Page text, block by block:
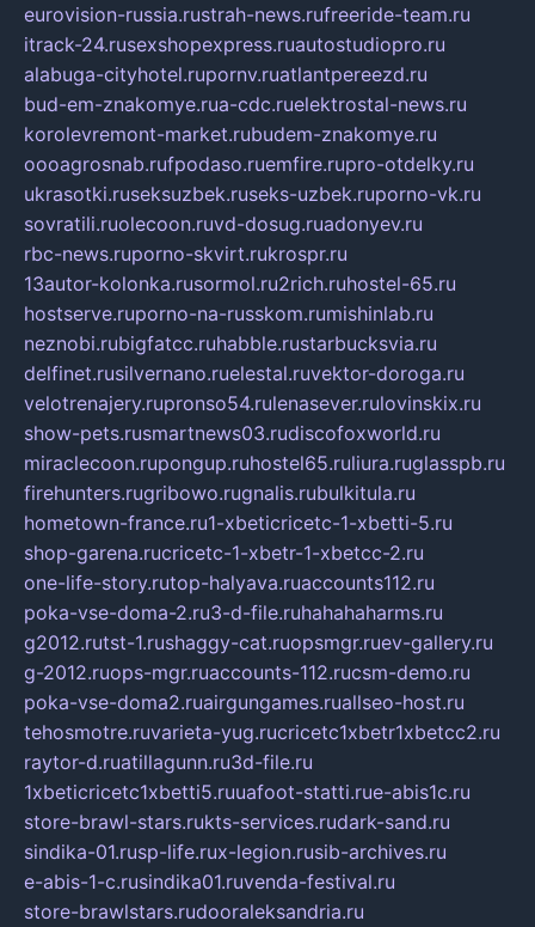
eurovision-russia.rustrah-news.rufreeride-team.ru
itrack-24.rusexshopexpress.ruautostudiopro.ru
alabuga-cityhotel.rupornv.ruatlantpereezd.ru
bud-em-znakomye.rua-cdc.ruelektrostal-news.ru
korolevremont-market.rubudem-znakomye.ru
oooagrosnab.rufpodaso.ruemfire.rupro-otdelky.ru
ukrasotki.ruseksuzbek.ruseks-uzbek.ruporno-vk.ru
sovratili.ruolecoon.ruvd-dosug.ruadonyev.ru
rbc-news.ruporno-skvirt.rukrospr.ru
13autor-kolonka.rusormol.ru2rich.ruhostel-65.ru
hostserve.ruporno-na-russkom.rumishinlab.ru
neznobi.rubigfatcc.ruhabble.rustarbucksvia.ru
delfinet.rusilvernano.ruelestal.ruvektor-doroga.ru
velotrenajery.rupronso54.rulenasever.rulovinskix.ru
show-pets.rusmartnews03.rudiscofoxworld.ru
miraclecoon.rupongup.ruhostel65.ruliura.ruglasspb.ru
firehunters.rugribowo.rugnalis.rubulkitula.ru
hometown-france.ru1-xbeticricetc-1-xbetti-5.ru
shop-garena.rucricetc-1-xbetr-1-xbetcc-2.ru
one-life-story.rutop-halyava.ruaccounts112.ru
poka-vse-doma-2.ru3-d-file.ruhahahaharms.ru
g2012.rutst-1.rushaggy-cat.ruopsmgr.ruev-gallery.ru
g-2012.ruops-mgr.ruaccounts-112.rucsm-demo.ru
poka-vse-doma2.ruairgungames.ruallseo-host.ru
tehosmotre.ruvarieta-yug.rucricetc1xbetr1xbetcc2.ru
raytor-d.ruatillagunn.ru3d-file.ru
1xbeticricetc1xbetti5.ruuafoot-statti.rue-abis1c.ru
store-brawl-stars.rukts-services.rudark-sand.ru
sindika-01.rusp-life.rux-legion.rusib-archives.ru
e-abis-1-c.rusindika01.ruvenda-festival.ru
store-brawlstars.rudooraleksandria.ru